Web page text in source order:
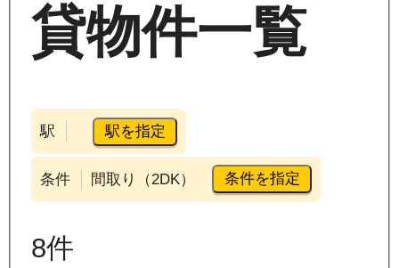
貸物件一覧
駅 駅を指定
条件 間取り（2DK） 条件を指定
8件